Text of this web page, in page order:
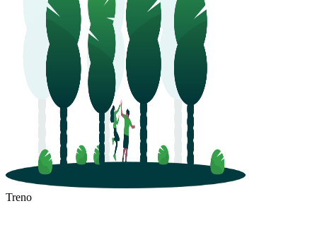
Treno